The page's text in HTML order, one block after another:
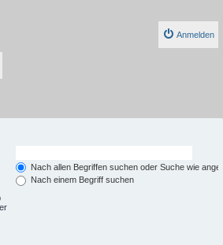
Anmelden
Nach allen Begriffen suchen oder Suche wie
Nach einem Begriff suchen